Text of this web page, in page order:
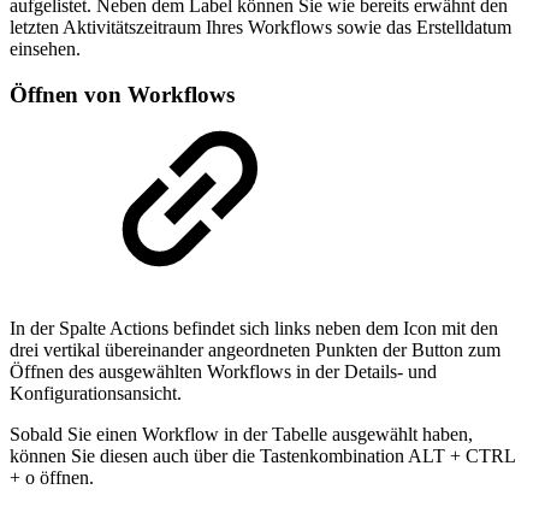
aufgelistet. Neben dem Label können Sie wie bereits erwähnt den
letzten Aktivitätszeitraum Ihres Workflows sowie das Erstelldatum
einsehen.
Öffnen von Workflows
In der Spalte Actions befindet sich links neben dem Icon mit den
drei vertikal übereinander angeordneten Punkten der Button zum
Öffnen des ausgewählten Workflows in der Details- und
Konfigurationsansicht.
Sobald Sie einen Workflow in der Tabelle ausgewählt haben,
können Sie diesen auch über die Tastenkombination ALT + CTRL
+ o öffnen.